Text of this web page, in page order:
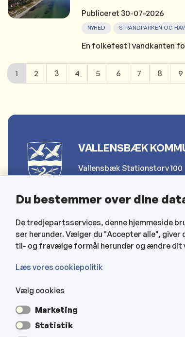
Publiceret 30-07-2026
NYHED STRANDPARKEN OG
En folkefest i vandkanten
1 2 3 4 5 6 7 8 9
VALLENSBÆK
Vallensbæk Stationstorv 100
Telefon: 4797 4000
Send sikker post (for
Send sikker post (for
kommune@vallensbaek.dk
Du bestemmer over dine
De tredjepartsservices, denne hjemmeside
ser herunder. Vælger du "Accepter alle",
til- og fravælge formål herunder og ændre dit
Læs vores cookiepolitik
Vælg cookies
Marketing
Statistik